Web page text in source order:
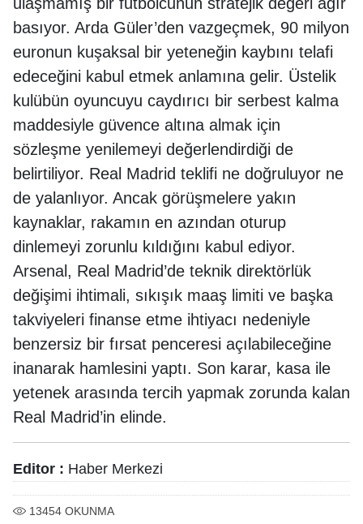
basıyor. Arda Güler’den vazgeçmek, 90 milyon
euronun kuşaksal bir yeteneğin kaybını telafi
edeceğini kabul etmek anlamına gelir. Üstelik
kulübün oyuncuyu caydırıcı bir serbest kalma
maddesiyle güvence altına almak için
sözleşme yenilemeyi değerlendirdiği de
belirtiliyor. Real Madrid teklifi ne doğruluyor ne
de yalanlıyor. Ancak görüşmelere yakın
kaynaklar, rakamın en azından oturup
dinlemeyi zorunlu kıldığını kabul ediyor.
Arsenal, Real Madrid’de teknik direktörlük
değişimi ihtimali, sıkışık maaş limiti ve başka
takviyeleri finanse etme ihtiyacı nedeniyle
benzersiz bir fırsat penceresi açılabileceğine
inanarak hamlesini yaptı. Son karar, kasa ile
yetenek arasında tercih yapmak zorunda kalan
Real Madrid’in elinde.
Editor : Haber Merkezi
13454 OKUNMA